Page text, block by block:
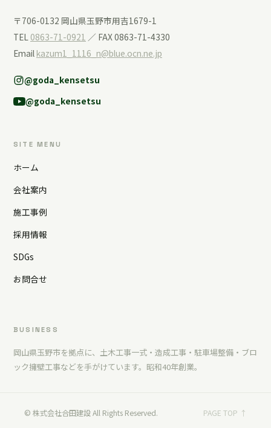
〒706-0132 岡山県玉野市用吉1679-1
TEL 0863-71-0921 ／ FAX 0863-71-4330
Email kazum1_1116_n@blue.ocn.ne.jp
@goda_kensetsu
@goda_kensetsu
SITE MENU
ホーム
会社案内
施工事例
採用情報
SDGs
お問合せ
BUSINESS
岡山県玉野市を拠点に、土木工事一式・造成工事・駐車場整備・ブロ
ック擁壁工事などを手がけています。昭和40年創業。
© 株式会社合田建設 All Rights Reserved. PAGE TOP ↑